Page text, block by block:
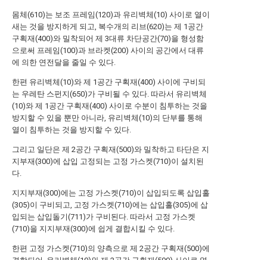
몸체(610)는 보조 프레임(120)과 유리벽체(10) 사이로 열이
새는 것을 방지하게 되고, 복수개의 리브(620)는 제 1공간
구획재(400)와 밀착되어 제 3대류 차단공간(70)을 형성함
으로써 프레임(100)과 브라켓(200) 사이의 공간에서 대류
에 의한 연전달을 줄일 수 있다.
한편 유리벽체(10)와 제 1공간 구획재(400) 사이에 구비되
는 우레탄 스펀지(650)가 구비될 수 있다. 따라서 유리벽체
(10)와 제 1공간 구획재(400) 사이로 수분이 침투하는 것을
방지할 수 있을 뿐만 아니라, 유리벽체(10)의 단부를 통해
열이 침투하는 것을 방지할 수 있다.
그리고 일단은 제 2공간 구획재(500)와 밀착하고 타단은 지
지부재(300)에 삽입 고정되는 고정 가스켓(710)이 설치된
다.
지지부재(300)에는 고정 가스켓(710)이 삽입되도록 삽입홀
(305)이 구비되고, 고정 가스켓(710)에는 삽입홀(305)에 삽
입되는 삽입돌기(711)가 구비된다. 따라서 고정 가스켓
(710)을 지지부재(300)에 쉽게 결합시킬 수 있다.
한편 고정 가스켓(710)의 양측으로 제 2공간 구획재(500)에